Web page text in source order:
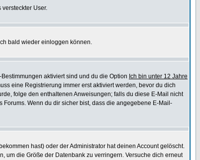
User.
bald wieder einloggen können.
aktiviert sind und du die Option Ich bin unter 12 Jahre
eine Registrierung immer erst aktiviert werden, bevor du dich
folge den enthaltenen Anweisungen; falls du diese E-Mail nicht
Wenn du dir sicher bist, dass die angegebene E-Mail-
hast) oder der Administrator hat deinen Account gelöscht.
um die Größe der Datenbank zu verringern. Versuche dich erneut